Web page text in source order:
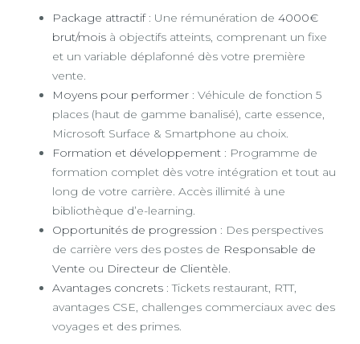
Package attractif: Une rémunération de 4000€
brut/mois à objectifs atteints, comprenant un fixe
et un variable déplafonné dès votre première
vente.
Moyens pour performer : Véhicule de fonction 5
places (haut de gamme banalisé), carte essence,
Microsoft Surface & Smartphone au choix.
Formation et développement : Programme de
formation complet dès votre intégration et tout au
long de votre carrière. Accès illimité à une
bibliothèque d’e-learning.
Opportunités de progression : Des perspectives
de carrière vers des postes de Responsable de
Vente ou Directeur de Clientèle.
Avantages concrets : Tickets restaurant, RTT,
avantages CSE, challenges commerciaux avec des
voyages et des primes.